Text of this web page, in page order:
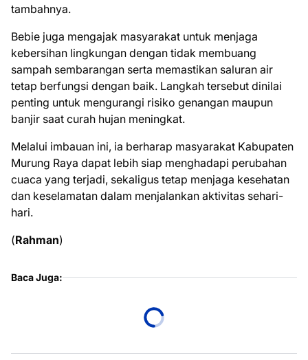
tambahnya.
Bebie juga mengajak masyarakat untuk menjaga
kebersihan lingkungan dengan tidak membuang
sampah sembarangan serta memastikan saluran air
tetap berfungsi dengan baik. Langkah tersebut dinilai
penting untuk mengurangi risiko genangan maupun
banjir saat curah hujan meningkat.
Melalui imbauan ini, ia berharap masyarakat Kabupaten
Murung Raya dapat lebih siap menghadapi perubahan
cuaca yang terjadi, sekaligus tetap menjaga kesehatan
dan keselamatan dalam menjalankan aktivitas sehari-
hari.
(Rahman)
Baca Juga: